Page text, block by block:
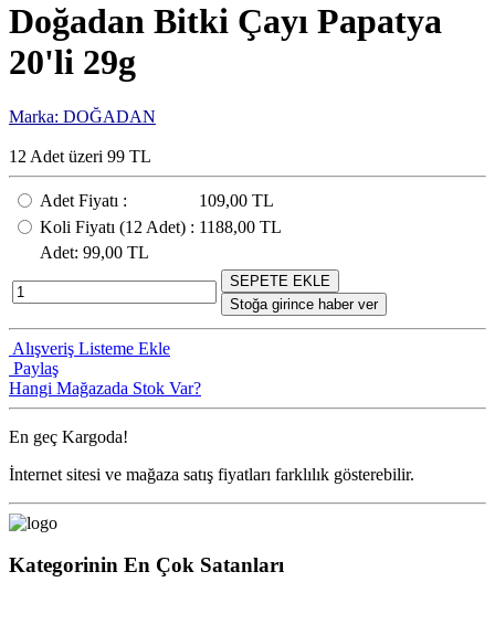
Doğadan Bitki Çayı Papatya
20'li 29g
Marka: DOĞADAN
12 Adet üzeri 99 TL
Adet Fiyatı :
109,00 TL
Koli Fiyatı (12 Adet) : 1188,00 TL
Adet: 99,00 TL
SEPETE EKLE
Stoğa girince haber ver
Alışveriş Listeme Ekle
Paylaş
Hangi Mağazada Stok Var?
En geç Kargoda!
İnternet sitesi ve mağaza satış fiyatları farklılık gösterebilir.
Kategorinin En Çok Satanları